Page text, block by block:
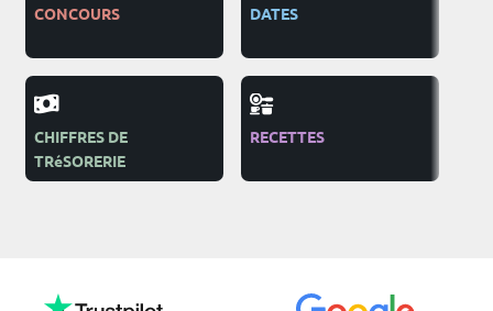
CONCOURS
CHIFFRES DE
TRéSORERIE
DATES
RECETTES